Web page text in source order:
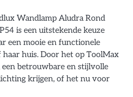
Wandlamp Aludra Rond
is een uitstekende keuze
een mooie en functionele
huis. Door het op ToolMax
betrouwbare en stijlvolle
krijgen, of het nu voor